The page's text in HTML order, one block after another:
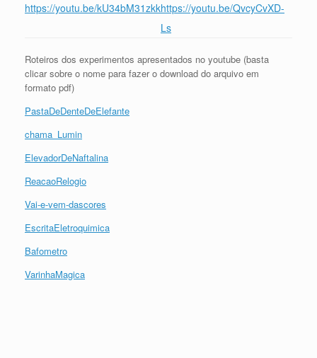
https://youtu.be/kU34bM31zkkhttps://youtu.be/QvcyCvXD-
Ls
Roteiros dos experimentos apresentados no youtube (basta
clicar sobre o nome para fazer o download do arquivo em
formato pdf)
PastaDeDenteDeElefante
chama_Lumin
ElevadorDeNaftalina
ReacaoRelogio
Vai-e-vem-dascores
EscritaEletroquimica
Bafometro
VarinhaMagica